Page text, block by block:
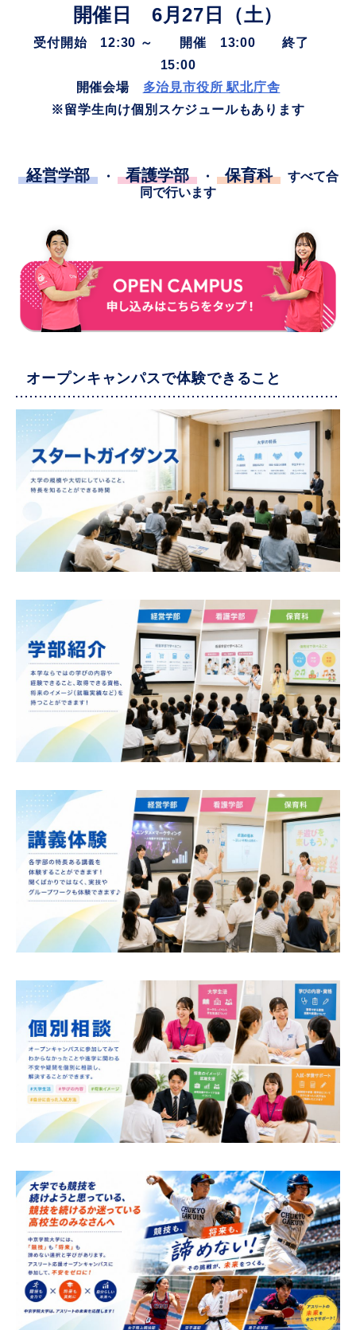
開催日 6月27日（土）
受付開始 12:30 ～ 開催 13:00 終了
15:00
開催会場 多治見市役所 駅北庁舎
※留学生向け個別スケジュールもあります
経営学部 ・ 看護学部 ・ 保育科
すべて合
同で行います
オープンキャンパスで体験できること